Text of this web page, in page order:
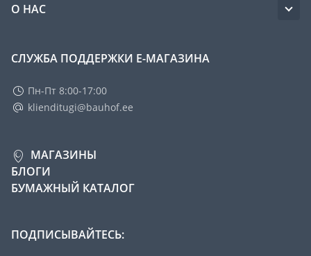
О НАС
СЛУЖБА ПОДДЕРЖКИ Е-МАГАЗИНА
Пн-Пт 8:00-17:00
klienditugi@bauhof.ee
МАГАЗИНЫ
БЛОГИ
БУМАЖНЫЙ КАТАЛОГ
ПОДПИСЫВАЙТЕСЬ: